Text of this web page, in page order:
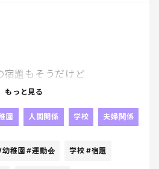
な子になって欲しいなぁ☺️
宿題もそうだけど
いなんてとっても気が楽でいい
もっと見る
園 人間関係 学校 夫婦関係
稚園 #運動会 学校 #宿題